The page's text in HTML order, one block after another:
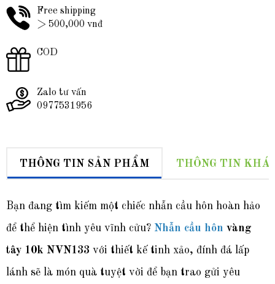
Free shipping
> 500,000 vnđ
COD
Zalo tư vấn
0977531956
THÔNG TIN SẢN PHẨM THÔNG TIN
Bạn đang tìm kiếm một chiếc nhẫn cầu hôn hoàn hảo
để thể hiện tình yêu vĩnh cửu? Nhẫn cầu hôn vàng
tây 10k NVN133 với thiết kế tinh xảo, đính đá lấp
lánh sẽ là món quà tuyệt vời để bạn trao gửi yêu